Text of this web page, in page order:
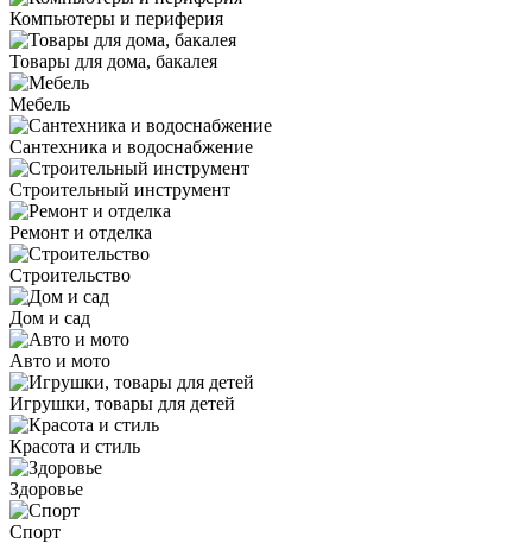
Компьютеры и периферия
Товары для дома, бакалея
Мебель
Сантехника и водоснабжение
Строительный инструмент
Ремонт и отделка
Строительство
Дом и сад
Авто и мото
Игрушки, товары для детей
Красота и стиль
Здоровье
Спорт